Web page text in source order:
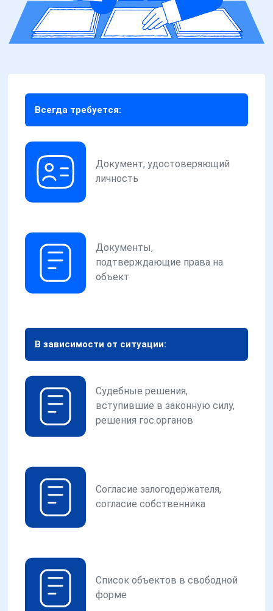
Всегда требуется:
Документ, удостоверяющий
личность
Документы,
подтверждающие права на
объект
В зависимости от ситуации:
Судебные решения,
вступившие в законную силу,
решения гос.органов
Согласие залогодержателя,
согласие собственника
Список объектов в свободной
форме